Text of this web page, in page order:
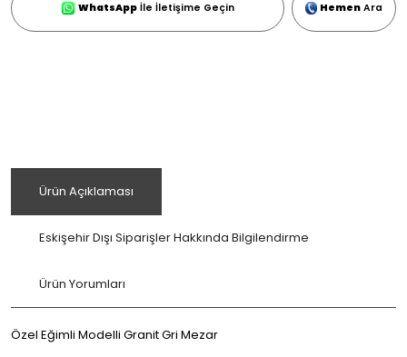
WhatsApp İle İletişime Geçin Hemen Ara
Ürün Açıklaması
Eskişehir Dışı Siparişler Hakkında Bilgilendirme
Ürün Yorumları
Özel Eğimli Modelli Granit Gri Mezar